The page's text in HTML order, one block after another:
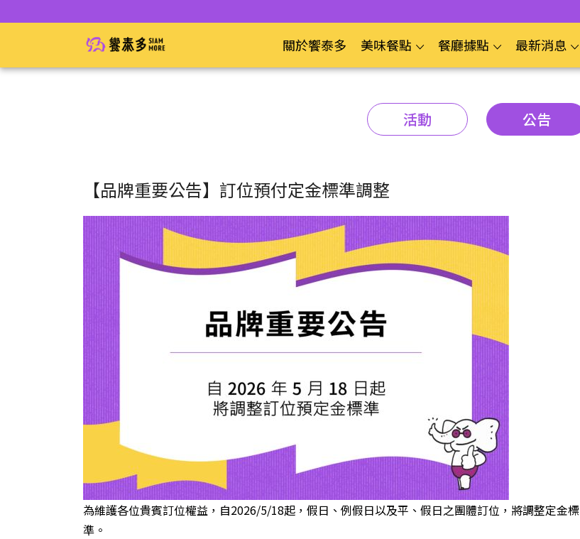
關於饗泰多 美味餐點 餐廳據點 最新消息
活動 公告
【品牌重要公告】訂位預付定金標準調整
為維護各位貴賓訂位權益，自2026/5/18起，假日、例假日以及平、假日之團體訂位，將調整定金標
準。